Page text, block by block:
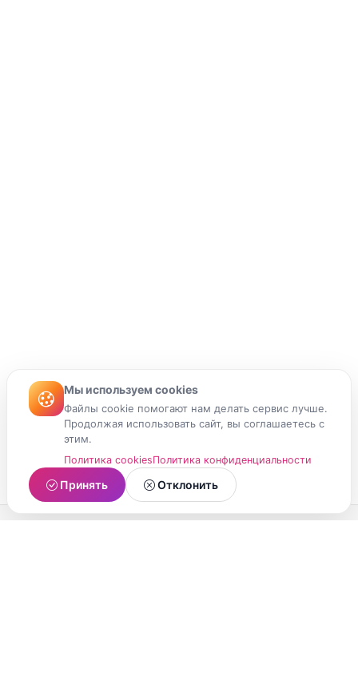
Мы используем cookies
Файлы cookie помогают нам делать сервис лучше.
Продолжая использовать сайт, вы соглашаетесь с
этим.
Политика cookiesПолитика конфиденциальности
Принять Отклонить